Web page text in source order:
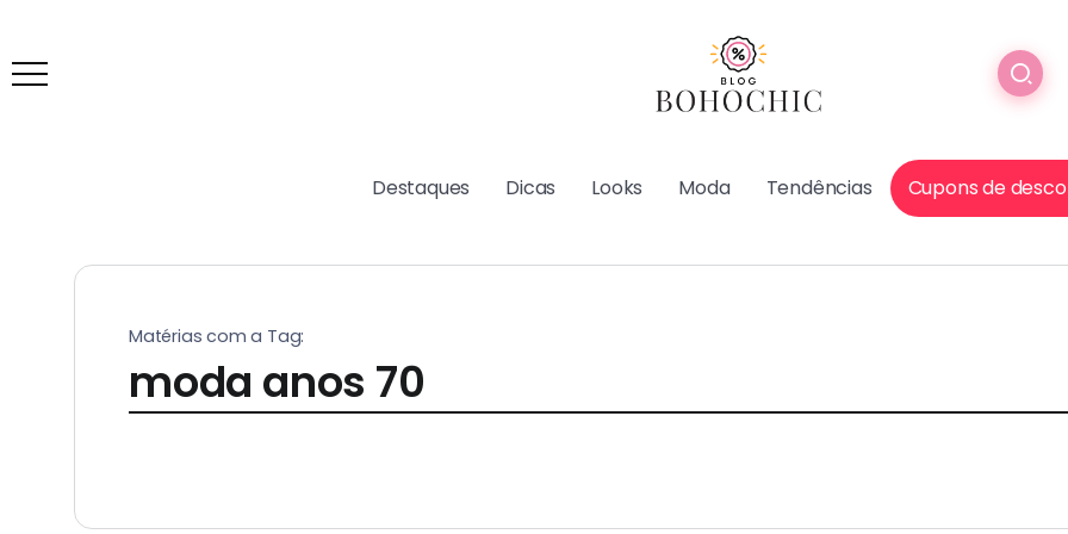
Destaques Dicas Looks Moda Tendências Cupons de
Matérias com a Tag:
moda anos 70